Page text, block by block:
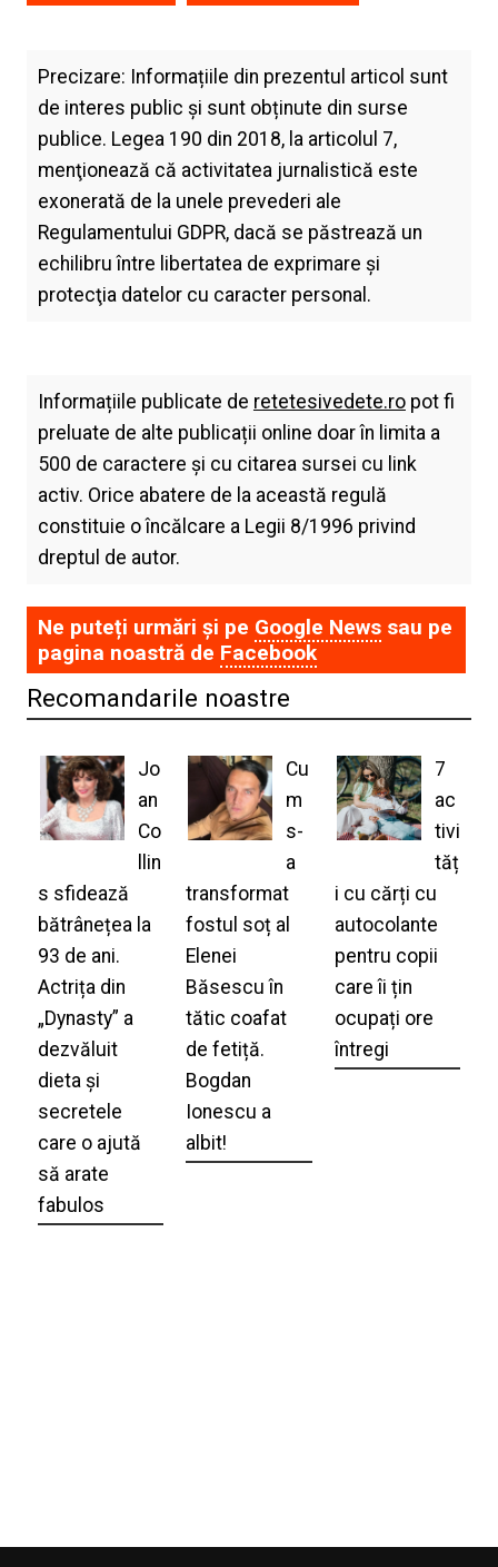
Precizare: Informațiile din prezentul articol sunt
de interes public și sunt obținute din surse
publice. Legea 190 din 2018, la articolul 7,
menţionează că activitatea jurnalistică este
exonerată de la unele prevederi ale
Regulamentului GDPR, dacă se păstrează un
echilibru între libertatea de exprimare şi
protecţia datelor cu caracter personal.
Informațiile publicate de retetesivedete.ropot fi
preluate de alte publicații online doar în limita a
500 de caractere și cu citarea sursei cu link
activ. Orice abatere de la această regulă
constituie o încălcare a Legii 8/1996 privind
dreptul de autor.
Ne puteți urmări și pe Google Newssau pe
pagina noastră de Facebook
Recomandarile noastre
Jo
an
Co
llin
s sfidează
bătrânețea la
93 de ani.
Actrița din
„Dynasty” a
dezvăluit
dieta și
secretele
care o ajută
să arate
fabulos
Cu
m
s-
a
transformat
fostul soț al
Elenei
Băsescu în
tătic coafat
de fetiță.
Bogdan
Ionescu a
albit!
7
ac
tivi
tăț
i cu cărți cu
autocolante
pentru copii
care îi țin
ocupați ore
întregi